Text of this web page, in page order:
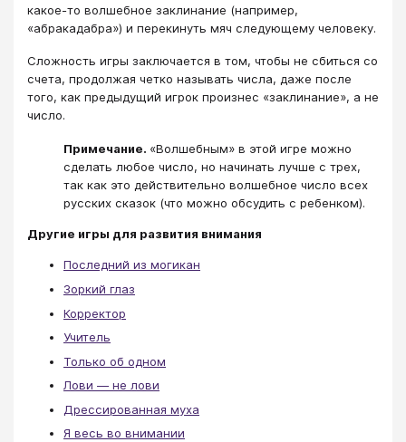
какое-то волшебное заклинание (например,
«абракадабра») и перекинуть мяч следующему человеку.
Сложность игры заключается в том, чтобы не сбиться со
счета, продолжая четко называть числа, даже после
того, как предыдущий игрок произнес «заклинание», а не
число.
Примечание. «Волшебным» в этой игре можно
сделать любое число, но начинать лучше с трех,
так как это действительно волшебное число всех
русских сказок (что можно обсудить с ребенком).
Другие игры для развития внимания
Последний из могикан
Зоркий глаз
Корректор
Учитель
Только об одном
Лови — не лови
Дрессированная муха
Я весь во внимании